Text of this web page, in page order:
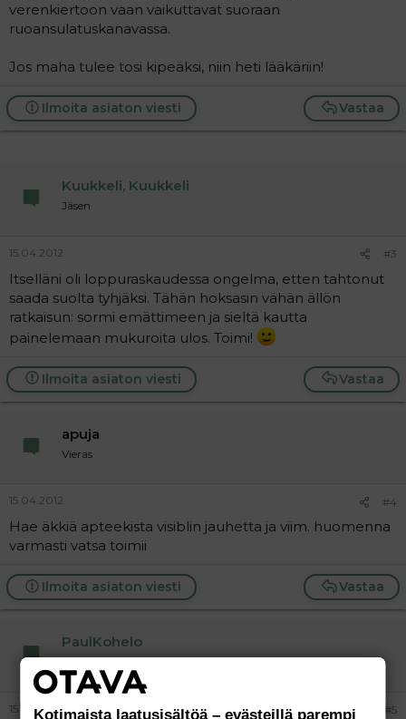
verenkiertoon vaan vaikuttavat suoraan
ruoansulatuskanavassa.
Jos maha tulee tosi kipeäksi, niin heti lääkäriin!
Vastaa
Ilmoita asiaton viesti
Kuukkeli, Kuukkeli
Jäsen
15.04.2012 #3
Itselläni oli loppuraskaudessa ongelma, etten tahtonut
saada suolta tyhjäksi. Tähän hoksasin vähän ällön
ratkaisun: sormi emättimeen ja sieltä kautta
painelemaan mukuroita ulos. Toimi!
Vastaa
Ilmoita asiaton viesti
apuja
Vieras
15.04.2012 #4
Hae äkkiä apteekista visiblin jauhetta ja viim. huomenna
varmasti vatsa toimii
Vastaa
Ilmoita asiaton viesti
PaulKohelo
Aktiivinen jäsen
15.04.2012 #5
Kotimaista laatusisältöä – evästeillä parempi